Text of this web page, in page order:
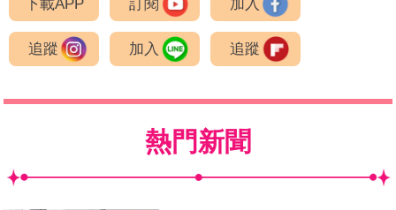
下載APP 訂閱 加入
追蹤 加入 追蹤
熱門新聞